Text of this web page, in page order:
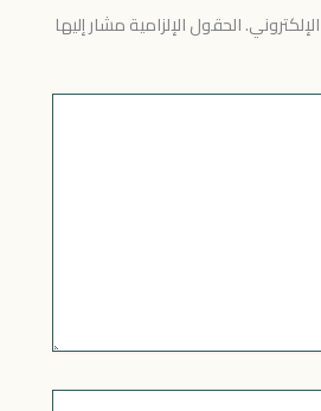
الحقول الإلزامية مشار إليها